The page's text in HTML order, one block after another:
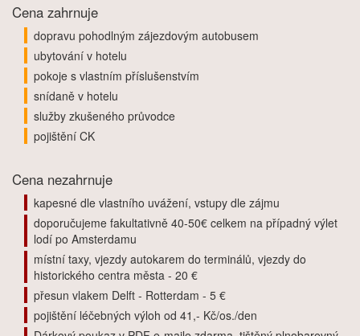
Cena zahrnuje
dopravu pohodlným zájezdovým autobusem
ubytování v hotelu
pokoje s vlastním příslušenstvím
snídaně v hotelu
služby zkušeného průvodce
pojištění CK
Cena nezahrnuje
kapesné dle vlastního uvážení, vstupy dle zájmu
doporučujeme fakultativně 40-50€ celkem na případný výlet
lodí po Amsterdamu
místní taxy, vjezdy autokarem do terminálů, vjezdy do
historického centra města - 20 €
přesun vlakem Delft - Rotterdam - 5 €
pojištění léčebných výloh od 41,- Kč/os./den